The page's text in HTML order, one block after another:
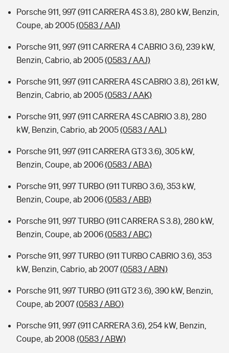
Porsche 911, 997 (911 CARRERA 4S 3.8), 280 kW, Benzin,
Coupe, ab 2005(0583 / AAI)
Porsche 911, 997 (911 CARRERA 4 CABRIO 3.6), 239 kW,
Benzin, Cabrio, ab 2005(0583 / AAJ)
Porsche 911, 997 (911 CARRERA 4S CABRIO 3.8), 261 kW,
Benzin, Cabrio, ab 2005(0583 / AAK)
Porsche 911, 997 (911 CARRERA 4S CABRIO 3.8), 280
kW, Benzin, Cabrio, ab 2005(0583 / AAL)
Porsche 911, 997 (911 CARRERA GT3 3.6), 305 kW,
Benzin, Coupe, ab 2006(0583 / ABA)
Porsche 911, 997 TURBO (911 TURBO 3.6), 353 kW,
Benzin, Coupe, ab 2006(0583 / ABB)
Porsche 911, 997 TURBO (911 CARRERA S 3.8), 280 kW,
Benzin, Coupe, ab 2006(0583 / ABC)
Porsche 911, 997 TURBO (911 TURBO CABRIO 3.6), 353
kW, Benzin, Cabrio, ab 2007(0583 / ABN)
Porsche 911, 997 TURBO (911 GT2 3.6), 390 kW, Benzin,
Coupe, ab 2007(0583 / ABO)
Porsche 911, 997 (911 CARRERA 3.6), 254 kW, Benzin,
Coupe, ab 2008 (0583 / ABW)